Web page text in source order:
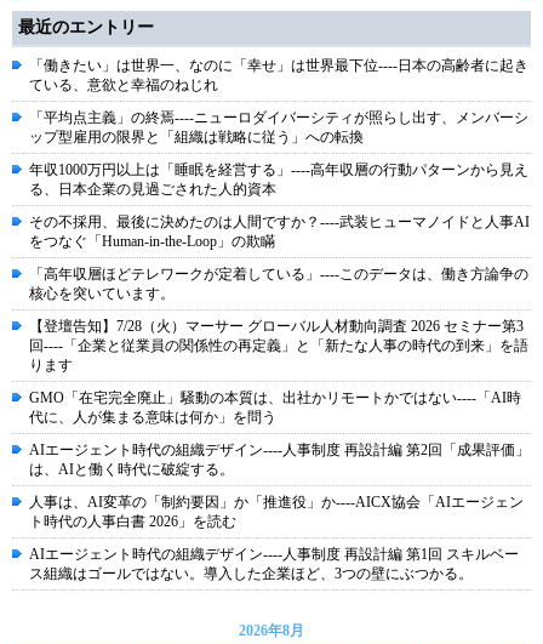
最近のエントリー
「働きたい」は世界一、なのに「幸せ」は世界最下位----日本の高齢者に起き
ている、意欲と幸福のねじれ
「平均点主義」の終焉----ニューロダイバーシティが照らし出す、メンバーシ
ップ型雇用の限界と「組織は戦略に従う」への転換
年収1000万円以上は「睡眠を経営する」----高年収層の行動パターンから見え
る、日本企業の見過ごされた人的資本
その不採用、最後に決めたのは人間ですか？----武装ヒューマノイドと人事AI
をつなぐ「Human-in-the-Loop」の欺瞞
「高年収層ほどテレワークが定着している」----このデータは、働き方論争の
核心を突いています。
【登壇告知】7/28（火）マーサー グローバル人材動向調査 2026 セミナー第3
回----「企業と従業員の関係性の再定義」と「新たな人事の時代の到来」を語
ります
GMO「在宅完全廃止」騒動の本質は、出社かリモートかではない----「AI時
代に、人が集まる意味は何か」を問う
AIエージェント時代の組織デザイン----人事制度 再設計編 第2回「成果評価」
は、AIと働く時代に破綻する。
人事は、AI変革の「制約要因」か「推進役」か----AICX協会「AIエージェン
ト時代の人事白書 2026」を読む
AIエージェント時代の組織デザイン----人事制度 再設計編 第1回 スキルベー
ス組織はゴールではない。導入した企業ほど、3つの壁にぶつかる。
2026年8月